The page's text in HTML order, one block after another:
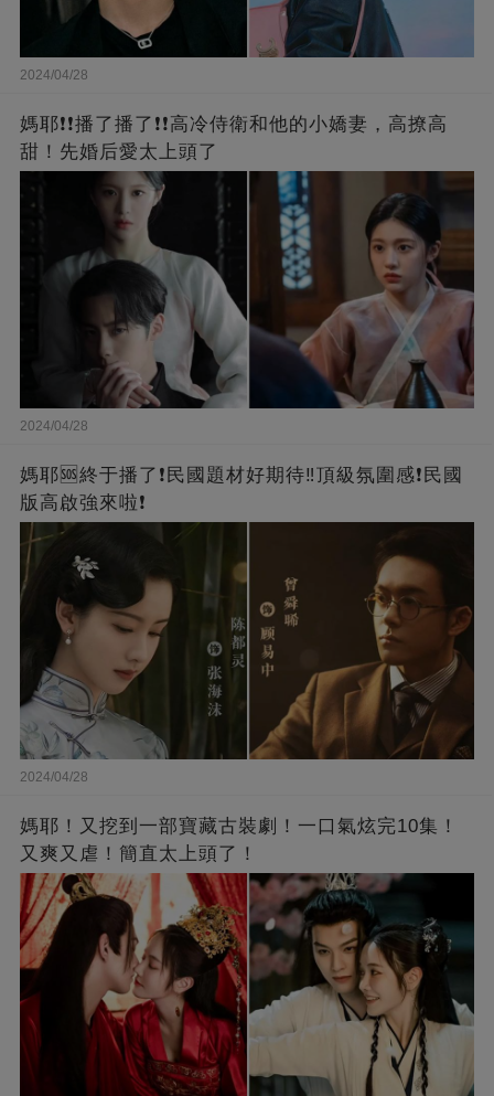
2024/04/28
媽耶❗❗播了播了❗❗高冷侍衛和他的小嬌妻，高撩高
甜！先婚后愛太上頭了
2024/04/28
媽耶🆘終于播了❗️民國題材好期待‼️頂級氛圍感❗️民國
版高啟強來啦❗
2024/04/28
媽耶！又挖到一部寶藏古裝劇！一口氣炫完10集！
又爽又虐！簡直太上頭了！